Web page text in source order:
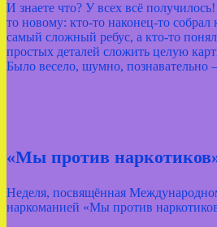
И знаете что? У всех всё
то новому: кто-то наконец-то собрал
самый сложный ребус, а кто-то
простых деталей сложить целую
Было весело, шумно,
«Мы против
Неделя, посвящённая
наркоманией «Мы против